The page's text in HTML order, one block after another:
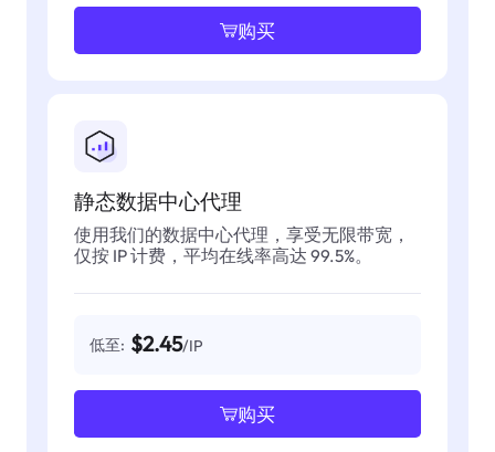
购买
静态数据中心代理
使用我们的数据中心代理，享受无限带宽，
仅按 IP 计费，平均在线率高达 99.5%。
低至: $2.45/IP
购买